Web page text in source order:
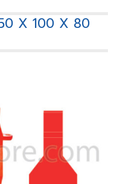
X 100 X 80